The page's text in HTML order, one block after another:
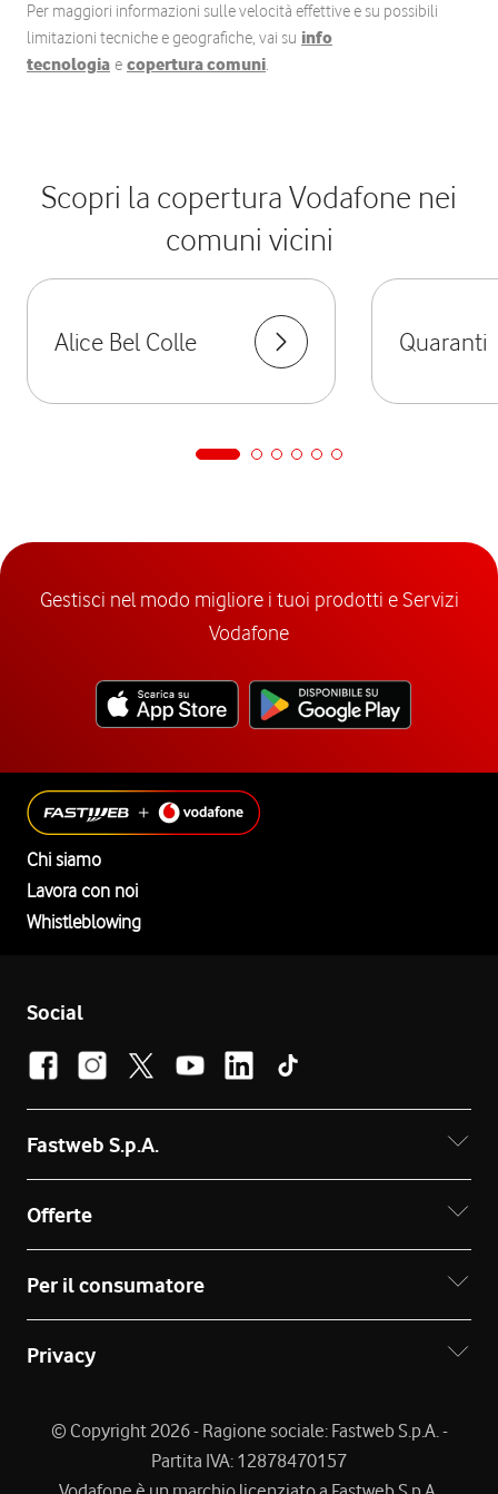
Per maggiori informazioni sulle velocità effettive e su possibili
limitazioni tecniche e geografiche, vai su info
tecnologia e copertura comuni.
Scopri la copertura Vodafone nei
comuni vicini
Alice Bel Colle Quaranti
Gestisci nel modo migliore i tuoi prodotti e Servizi
Vodafone
Chi siamo
Lavora con noi
Whistleblowing
Social
Fastweb S.p.A.
Offerte
Per il consumatore
Privacy
© Copyright 2026 - Ragione sociale: Fastweb S.p.A. -
Partita IVA: 12878470157